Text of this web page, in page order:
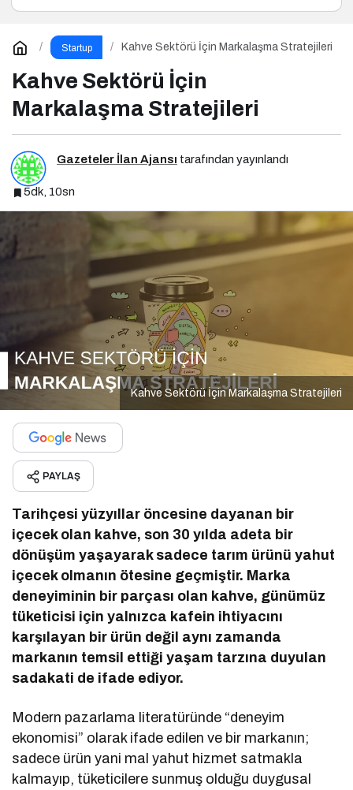
Startup Kahve Sektörü İçin Markalaşma Stratejileri
Kahve Sektörü İçin
Markalaşma Stratejileri
Gazeteler İlan Ajansı tarafından yayınlandı
5dk, 10sn
Kahve Sektörü İçin Markalaşma Stratejileri
PAYLAŞ
Tarihçesi yüzyıllar öncesine dayanan bir
içecek olan kahve, son 30 yılda adeta bir
dönüşüm yaşayarak sadece tarım ürünü yahut
içecek olmanın ötesine geçmiştir. Marka
deneyiminin bir parçası olan kahve, günümüz
tüketicisi için yalnızca kafein ihtiyacını
karşılayan bir ürün değil aynı zamanda
markanın temsil ettiği yaşam tarzına duyulan
sadakati de ifade ediyor.
Modern pazarlama literatüründe “deneyim
ekonomisi” olarak ifade edilen ve bir markanın;
sadece ürün yani mal yahut hizmet satmakla
kalmayıp, tüketicilere sunmuş olduğu duygusal